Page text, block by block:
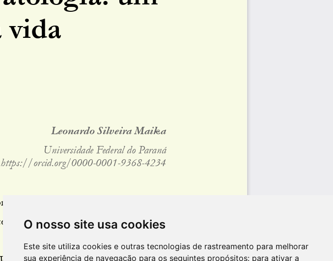
O nosso site usa cookies
Este site utiliza cookies e outras tecnologias de rastreamento para melhorar
sua experiência de navegação para os seguintes propósitos: para ativar a